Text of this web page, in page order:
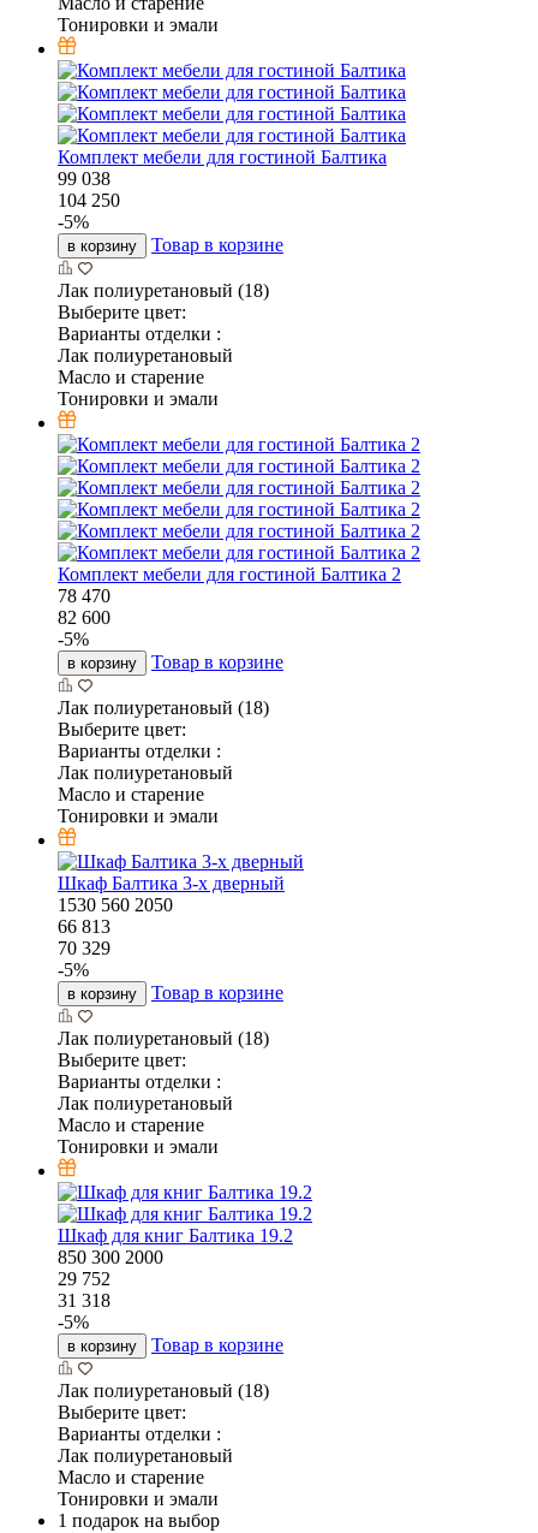
Тонировки и эмали
Комплект мебели для гостиной Балтика
99 038
104 250
-5%
в корзину Товар в корзине
Лак полиуретановый (18)
Выберите цвет:
Варианты отделки :
Лак полиуретановый
Масло и старение
Тонировки и эмали
Комплект мебели для гостиной Балтика 2
78 470
82 600
-5%
в корзину Товар в корзине
Лак полиуретановый (18)
Выберите цвет:
Варианты отделки :
Лак полиуретановый
Масло и старение
Тонировки и эмали
Шкаф Балтика 3-х дверный
1530 560 2050
66 813
70 329
-5%
в корзину Товар в корзине
Лак полиуретановый (18)
Выберите цвет:
Варианты отделки :
Лак полиуретановый
Масло и старение
Тонировки и эмали
Шкаф для книг Балтика 19.2
850 300 2000
29 752
31 318
-5%
в корзину Товар в корзине
Лак полиуретановый (18)
Выберите цвет:
Варианты отделки :
Лак полиуретановый
Масло и старение
Тонировки и эмали
1 подарок на выбор